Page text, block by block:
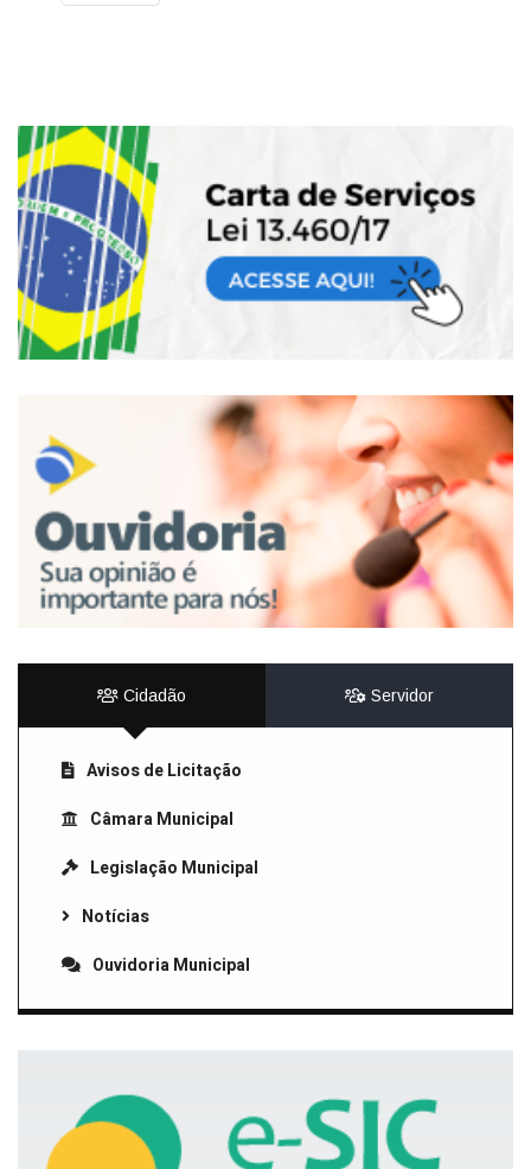
Cidadão Servidor
Avisos de Licitação
Câmara Municipal
Legislação Municipal
Notícias
Ouvidoria Municipal